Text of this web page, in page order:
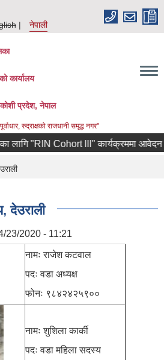
नेपाली
कार्यालय
प्रदेश, नेपाल
रुद्राक्षको राजधानी समृद्ध नगर"
"RIN Cohort lll" कार्यक्रममा आवेदन पेश
देउराली
23/2020 - 11:21
नामः राजेश कटवाल
पदः वडा अध्यक्ष
फोनः ९८४२४२५९००
नामः शुशिला कार्की
पदः वडा महिला सदस्य